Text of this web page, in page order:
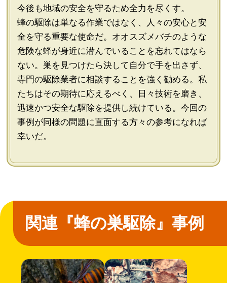
今後も地域の安全を守るため全力を尽くす。
蜂の駆除は単なる作業ではなく、人々の安心と安
全を守る重要な使命だ。オオスズメバチのような
危険な蜂が身近に潜んでいることを忘れてはなら
ない。巣を見つけたら決して自分で手を出さず、
専門の駆除業者に相談することを強く勧める。私
たちはその期待に応えるべく、日々技術を磨き、
迅速かつ安全な駆除を提供し続けている。今回の
事例が同様の問題に直面する方々の参考になれば
幸いだ。
関連『蜂の巣駆除』事例